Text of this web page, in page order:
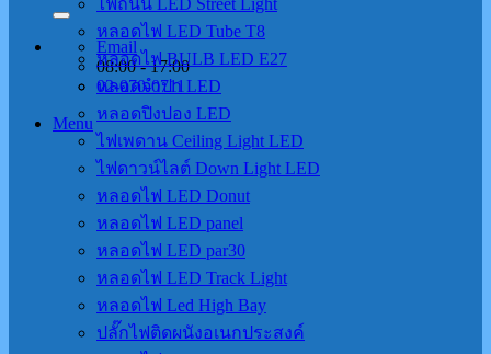
Email
08:00 - 17:00
02-070-0711
Menu
ไฟถนน LED Street Light
หลอดไฟ LED Tube T8
หลอดไฟ BULB LED E27
หลอดจำปา LED
หลอดปิงปอง LED
ไฟเพดาน Ceiling Light LED
ไฟดาวน์ไลต์ Down Light LED
หลอดไฟ LED Donut
หลอดไฟ LED panel
หลอดไฟ LED par30
หลอดไฟ LED Track Light
หลอดไฟ Led High Bay
ปลั๊กไฟติดผนังอเนกประสงค์